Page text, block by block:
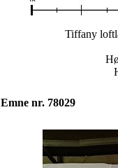
Tiffany
Emne nr. 78029